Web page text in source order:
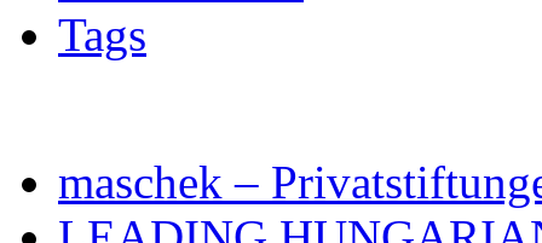
Tags
maschek –